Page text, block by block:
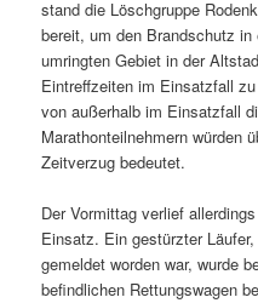
stand die Löschgruppe
bereit, um den Brandschutz
umringten Gebiet in der
Eintreffzeiten im Einsatzfall
von außerhalb im Einsatzfall
Marathonteilnehmern würden
Zeitverzug bedeutet.
Der Vormittag verlief
Einsatz. Ein gestürzter
gemeldet worden war, wurde
befindlichen Rettungswagen